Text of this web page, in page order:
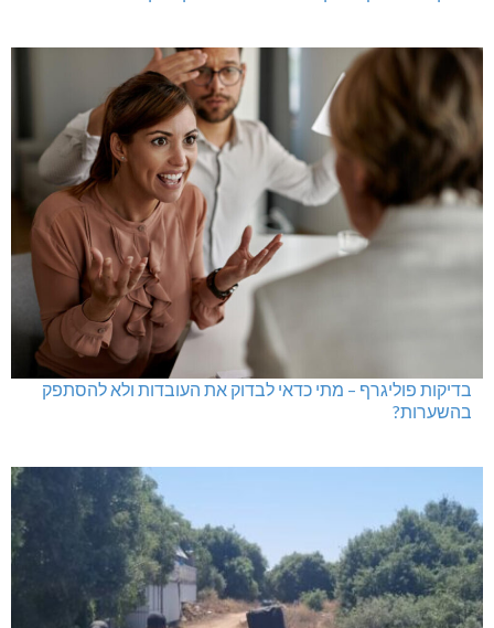
בדיקות פוליגרף – מתי כדאי לבדוק את העובדות ולא להסתפק
בהשערות?